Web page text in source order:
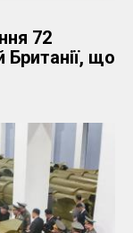
72
Британії, що